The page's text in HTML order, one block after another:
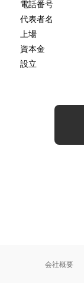
電話番号
代表者名
上場
資本金
設立
会社概要